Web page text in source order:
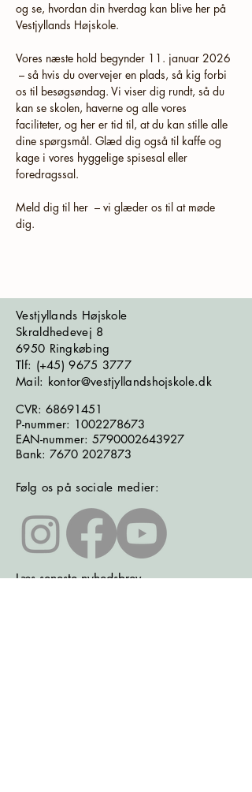
og se, hvordan din hverdag kan blive her på
Vestjyllands Højskole.
Vores næste hold begynder 11. januar 2026
– så hvis du overvejer en plads, så kig forbi
os til besøgsøndag. Vi viser dig rundt, så du
kan se skolen, haverne og alle vores
faciliteter, og her er tid til, at du kan stille alle
dine spørgsmål. Glæd dig også til kaffe og
kage i vores hyggelige spisesal eller
foredragssal.
Meld dig til her  – vi glæder os til at møde
dig.
Vestjyllands Højskole
Skraldhedevej 8
6950 Ringkøbing
​​​Tlf: (+45)9675 3777
Mail: kontor@vestjyllandshojskole.dk
CVR: 68691451
P-nummer: 1002278673
EAN-nummer: 5790002643927
Bank: 7670 2027873
Følg os på sociale medier:
Læs seneste nyhedsbrev